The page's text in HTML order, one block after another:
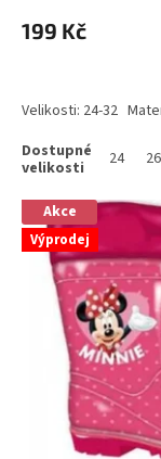
199 Kč
Velikosti: 24-32
24 26
Akce
Výprodej